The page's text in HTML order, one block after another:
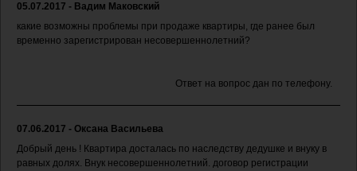
05.07.2017 - Вадим Маковский
какие возможны проблемы при продаже квартиры, где ранее был
временно зарегистрирован несовершеннолетний?
Ответ на вопрос дан по телефону.
07.06.2017 - Оксана Васильева
Добрый день ! Квартира досталась по наследству дедушке и внуку в
равных долях. Внук несовершеннолетний. договор регистрации